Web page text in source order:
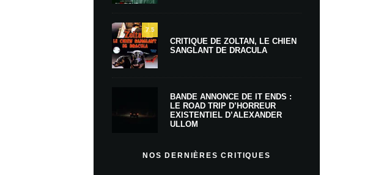
7.5
CRITIQUE DE ZOLTAN, LE CHIEN
SANGLANT DE DRACULA
BANDE ANNONCE DE IT ENDS :
LE ROAD TRIP D’HORREUR
EXISTENTIEL D’ALEXANDER
ULLOM
NOS DERNIÈRES CRITIQUES